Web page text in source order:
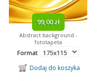
99,00 zł
Abstract background -
fototapeta
Format
Dodaj do koszyka